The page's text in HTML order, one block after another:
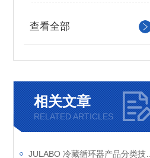
查看全部
相关文章
RELATED ARTICLES